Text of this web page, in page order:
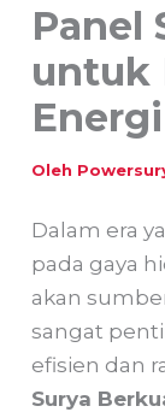
Panel
untuk
Oleh
Dalam era
pada gaya
akan
sangat
efisien dan
Surya